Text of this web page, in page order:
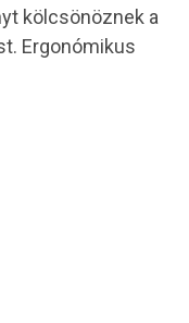
kölcsönöznek a
Ergonómikus